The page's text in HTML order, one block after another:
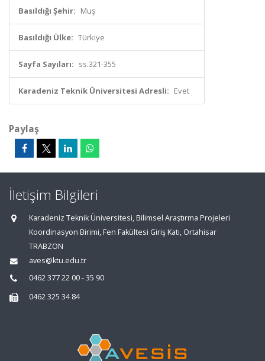
Basıldığı Şehir: Muş
Basıldığı Ülke: Türkiye
Sayfa Sayıları: ss.321-355
Karadeniz Teknik Üniversitesi Adresli: Evet
Paylaş
İletişim Bilgileri
Karadeniz Teknik Üniversitesi, Bilimsel Araştırma Projeleri
Koordinasyon Birimi, Fen Fakültesi Giriş Katı, Ortahisar
TRABZON
aves@ktu.edu.tr
0462 377 22 00 - 35 90
0462 325 34 84